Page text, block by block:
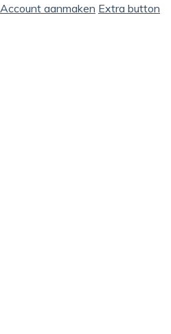
Account aanmaken Extra button